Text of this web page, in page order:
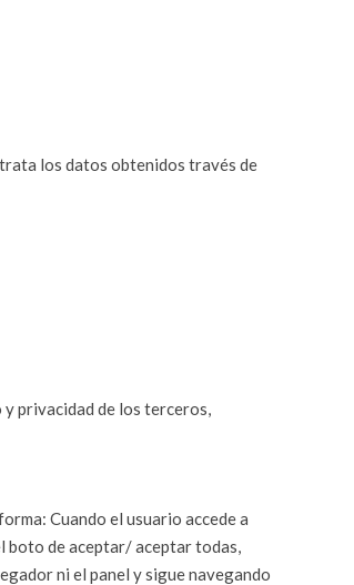
los datos obtenidos través de
y privacidad de los terceros,
Cuando el usuario accede a
boto de aceptar/ aceptar todas,
ni el panel y sigue navegando